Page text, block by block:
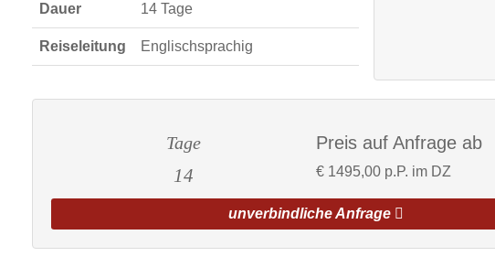
Dauer 14 Tage
Reiseleitung Englischsprachig
Tage
14
Preis auf Anfrage ab
€ 1495,00 p.P. im DZ
unverbindliche Anfrage